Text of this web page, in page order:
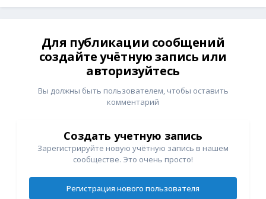
Для публикации сообщений
создайте учётную запись или
авторизуйтесь
Вы должны быть пользователем, чтобы оставить
комментарий
Создать учетную запись
Зарегистрируйте новую учётную запись в нашем
сообществе. Это очень просто!
Регистрация нового пользователя